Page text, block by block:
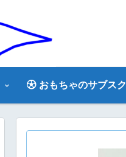
おもちゃのサブスク